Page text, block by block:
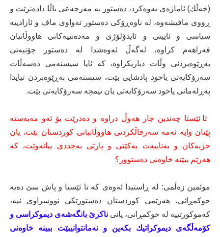
(خەڵك) ئاماژەی بەوەكرد، دەستور بە مەرجەعی باڵا دادەنرێت و
ڕووی مافیشەوە، لە ناوەڕۆكی دەستور تەواوی ماف و ئازادییە
سیاسی و ئایینی و ئایدۆلۆژی و مەدەنییەكانی هاووڵاتیان
فەراهەم كراوە، لەگەڵ ئەوەشدا لە دەستور چۆنیەتی
بەڕێوەبردنی وڵات دیاریكراوە، كە ئایا سیستەمی دەسەڵات
سەرۆكایەتی یاخود پادشایی بێت، سیستەمی بەڕێوەبردن تیایدا
پەڕلەمانی یاخود سەرۆكایەتی یان نیمچە سەرۆكایەتی بێت.
تا ئێستا چەندین جار هەوڵ دراوە و دەدرێت بۆ ئەو مەبەستە
پێتان وایە ئەمە سەرقاڵكردنی هاووڵاتیانی كوردستان بێت، یان
حزبەكان و بەتایبەت یەكێتی و پارتی بەجددی بیانەوێت، كە
هەرێم ببێتە خاوەنی دەستوور؟
موئمین زەڵمی: لە ڕاستیدا ئەوەی كە تا ئێستا و پاش سێ دەیە
حوكمڕانی، هەرێمی كوردستان دەستورێكی نووسراوی نیە،
كەموكورتییە لە حوكمڕانی، یانی ناكرێ بانگەشەی دیموكراسی و
كۆمەڵگەی دیموكراتیك بكەین و نەمانتوانیبێت ببینە خاوەنی